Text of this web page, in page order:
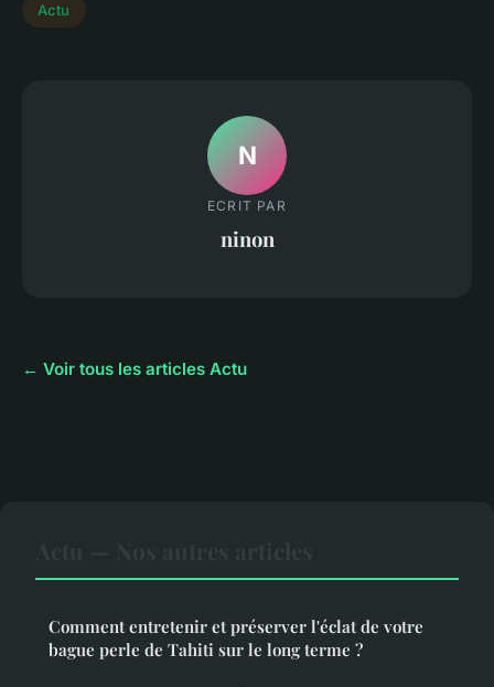
Actu
N
ECRIT PAR
ninon
← Voir tous les articles Actu
Comment entretenir et préserver l'éclat de votre
bague perle de Tahiti sur le long terme ?